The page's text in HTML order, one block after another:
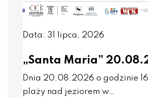
Data: 31 lipca, 2026
„Santa Maria”
Dnia 20.08.2026 o godzinie
plaży nad jeziorem w…